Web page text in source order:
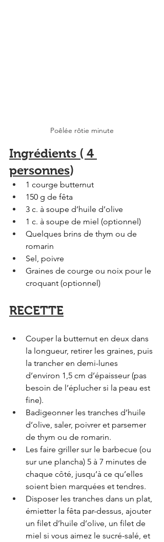
Poêlée rôtie minute
Ingrédients ( 4
personnes)
1 courge butternut
150 g de fêta
3 c. à soupe d’huile d’olive
1 c. à soupe de miel (optionnel)
Quelques brins de thym ou de
romarin
Sel, poivre
Graines de courge ou noix pour le
croquant (optionnel)
RECETTE
Couper la butternut en deux dans
la longueur, retirer les graines, puis
la trancher en demi-lunes
d’environ 1,5 cm d’épaisseur (pas
besoin de l’éplucher si la peau est
fine).
Badigeonner les tranches d’huile
d’olive, saler, poivrer et parsemer
de thym ou de romarin.
Les faire griller sur le barbecue (ou
sur une plancha) 5 à 7 minutes de
chaque côté, jusqu’à ce qu’elles
soient bien marquées et tendres.
Disposer les tranches dans un plat,
émietter la fêta par-dessus, ajouter
un filet d’huile d’olive, un filet de
miel si vous aimez le sucré-salé, et